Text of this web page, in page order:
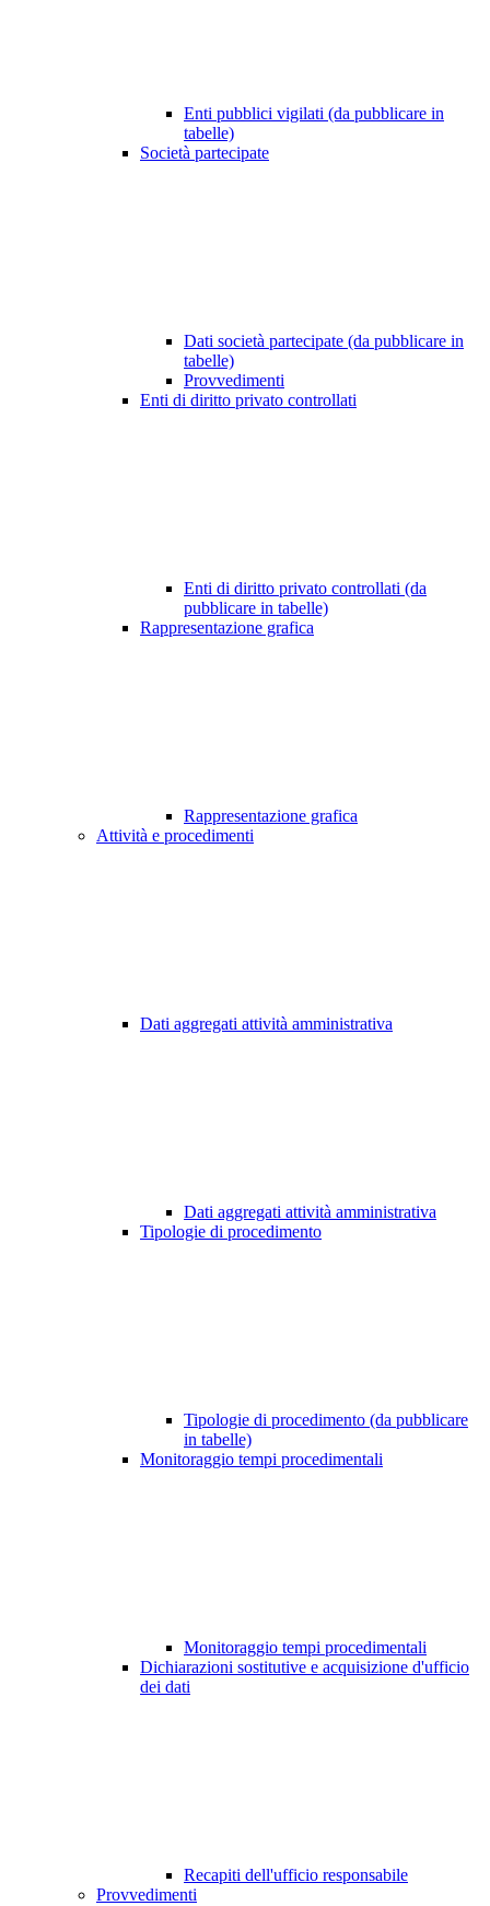
Enti pubblici vigilati (da pubblicare in
tabelle)
Società partecipate
Dati società partecipate (da pubblicare in
tabelle)
Provvedimenti
Enti di diritto privato controllati
Enti di diritto privato controllati (da
pubblicare in tabelle)
Rappresentazione grafica
Rappresentazione grafica
Attività e procedimenti
Dati aggregati attività amministrativa
Dati aggregati attività amministrativa
Tipologie di procedimento
Tipologie di procedimento (da pubblicare
in tabelle)
Monitoraggio tempi procedimentali
Monitoraggio tempi procedimentali
Dichiarazioni sostitutive e acquisizione d'ufficio
dei dati
Recapiti dell'ufficio responsabile
Provvedimenti